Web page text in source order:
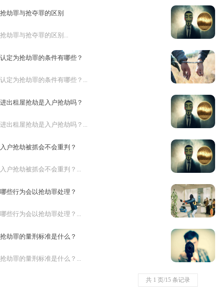
抢劫罪与抢夺罪的区别
抢劫罪与抢夺罪的区别...
认定为抢劫罪的条件有哪些？
认定为抢劫罪的条件有哪些？...
进出租屋抢劫是入户抢劫吗？
进出租屋抢劫是入户抢劫吗？...
入户抢劫被抓会不会重判？
入户抢劫被抓会不会重判？...
哪些行为会以抢劫罪处理？
哪些行为会以抢劫罪处理？...
抢劫罪的量刑标准是什么？
抢劫罪的量刑标准是什么？...
共 1 页/15 条记录